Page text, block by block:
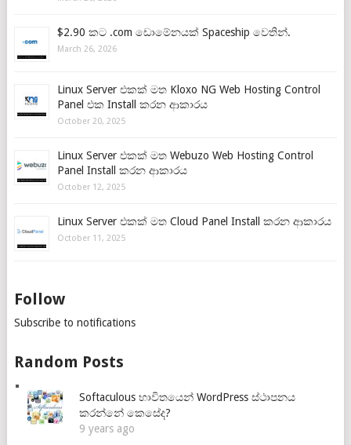
$2.90 කට .com ඩොමේනයක් Spaceship වෙතින්.
March 26, 2026
Linux Server එකක් මත Kloxo NG Web Hosting Control
Panel එක Install කරන ආකාරය
October 20, 2025
Linux Server එකක් මත Webuzo Web Hosting Control
Panel Install කරන ආකාරය
October 12, 2025
Linux Server එකක් මත Cloud Panel Install කරන ආකාරය
October 11, 2025
Follow
Subscribe to notifications
Random Posts
Softaculous භාවිතයෙන් WordPress ස්ථාපනය
කරන්නේ කෙසේද?
9 years ago